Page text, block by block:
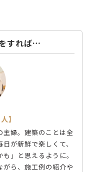
すれば…
】
主婦。建築のことは全
が新鮮で楽しくて、
」と思えるように。
ら、施工例の紹介や